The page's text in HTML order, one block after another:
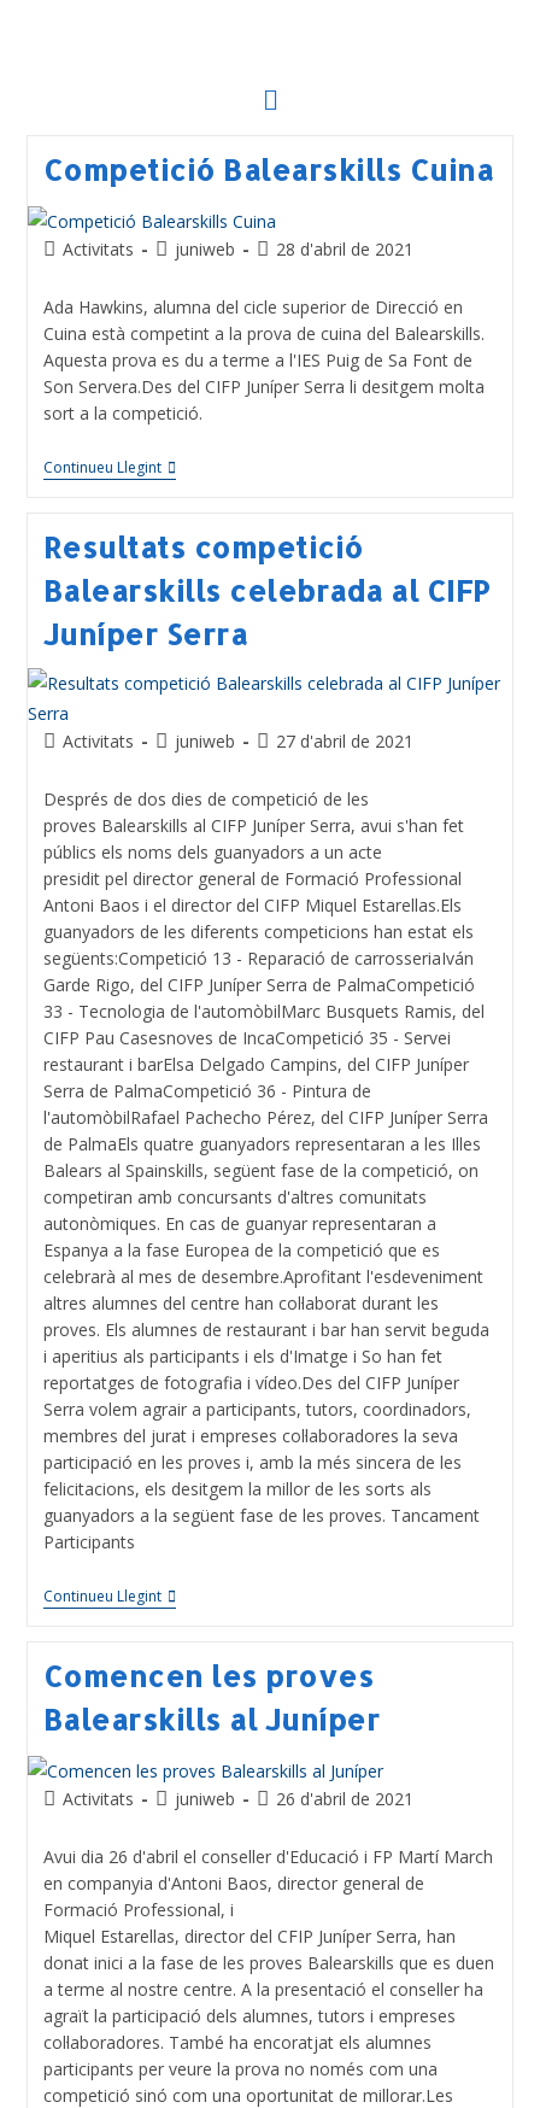
Competició Balearskills Cuina
Activitats juniweb 28 d'abril de 2021
Ada Hawkins, alumna del cicle superior de Direcció en
Cuina està competint a la prova de cuina del Balearskills.
Aquesta prova es du a terme a l'IES Puig de Sa Font de
Son Servera.Des del CIFP Juníper Serra li desitgem molta
sort a la competició.
Continueu Llegint
Resultats competició
Balearskills celebrada al CIFP
Juníper Serra
Activitats juniweb 27 d'abril de 2021
Després de dos dies de competició de les
proves Balearskills al CIFP Juníper Serra, avui s'han fet
públics els noms dels guanyadors a un acte
presidit pel director general de Formació Professional
Antoni Baos i el director del CIFP Miquel Estarellas.Els
guanyadors de les diferents competicions han estat els
següents:Competició 13 - Reparació de carrosseriaIván
Garde Rigo, del CIFP Juníper Serra de PalmaCompetició
33 - Tecnologia de l'automòbilMarc Busquets Ramis, del
CIFP Pau Casesnoves de IncaCompetició 35 - Servei
restaurant i barElsa Delgado Campins, del CIFP Juníper
Serra de PalmaCompetició 36 - Pintura de
l'automòbilRafael Pachecho Pérez, del CIFP Juníper Serra
de PalmaEls quatre guanyadors representaran a les Illes
Balears al Spainskills, següent fase de la competició, on
competiran amb concursants d'altres comunitats
autonòmiques. En cas de guanyar representaran a
Espanya a la fase Europea de la competició que es
celebrarà al mes de desembre.Aprofitant l'esdeveniment
altres alumnes del centre han col·laborat durant les
proves. Els alumnes de restaurant i bar han servit beguda
i aperitius als participants i els d'Imatge i So han fet
reportatges de fotografia i vídeo.Des del CIFP Juníper
Serra volem agrair a participants, tutors, coordinadors,
membres del jurat i empreses col·laboradores la seva
participació en les proves i, amb la més sincera de les
felicitacions, els desitgem la millor de les sorts als
guanyadors a la següent fase de les proves. Tancament
Participants
Continueu Llegint
Comencen les proves
Balearskills al Juníper
Activitats juniweb 26 d'abril de 2021
Avui dia 26 d'abril el conseller d'Educació i FP Martí March
en companyia d'Antoni Baos, director general de
Formació Professional, i
Miquel Estarellas, director del CFIP Juníper Serra, han
donat inici a la fase de les proves Balearskills que es duen
a terme al nostre centre. A la presentació el conseller ha
agraït la participació dels alumnes, tutors i empreses
col·laboradores. També ha encoratjat els alumnes
participants per veure la prova no només com una
competició sinó com una oportunitat de millorar.Les